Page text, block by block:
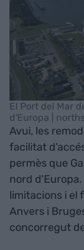
El Port del Mar
d'Europa |
Avui, les
facilitat
permès que
nord
limitacions i el
Anvers i
concorregut